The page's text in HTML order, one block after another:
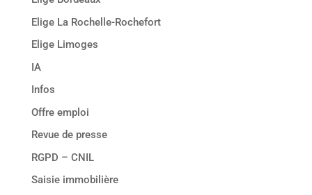
Elige La Rochelle-Rochefort
Elige Limoges
IA
Infos
Offre emploi
Revue de presse
RGPD – CNIL
Saisie immobilière